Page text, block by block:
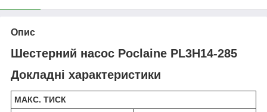
Опис
Шестерний насос Poclaine PL3H14-285
Докладні характеристики
МАКС. ТИСК